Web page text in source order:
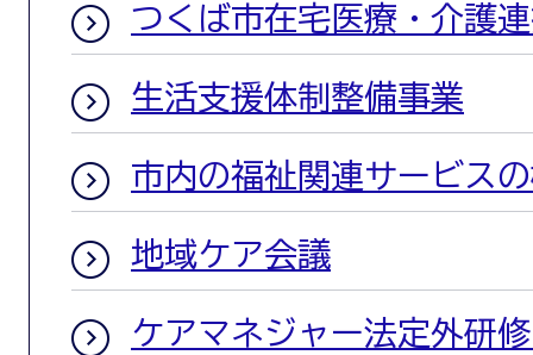
つくば市在宅医療・介護
生活支援体制整備事業
市内の福祉関連サービス
地域ケア会議
ケアマネジャー法定外研